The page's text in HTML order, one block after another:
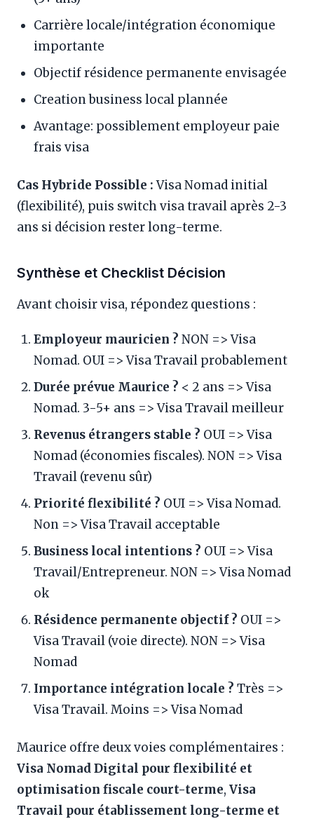
Carrière locale/intégration économique
importante
Objectif résidence permanente envisagée
Creation business local plannée
Avantage: possiblement employeur paie
frais visa
Cas Hybride Possible :Visa Nomad initial
(flexibilité), puis switch visa travail après 2-3
ans si décision rester long-terme.
Synthèse et Checklist Décision
Avant choisir visa, répondez questions :
Employeur mauricien ? NON => Visa
Nomad. OUI => Visa Travail probablement
Durée prévue Maurice ? < 2 ans => Visa
Nomad. 3-5+ ans => Visa Travail meilleur
Revenus étrangers stable ? OUI => Visa
Nomad (économies fiscales). NON => Visa
Travail (revenu sûr)
Priorité flexibilité ? OUI => Visa Nomad.
Non => Visa Travail acceptable
Business local intentions ? OUI => Visa
Travail/Entrepreneur. NON => Visa Nomad
ok
Résidence permanente objectif ? OUI =>
Visa Travail (voie directe). NON => Visa
Nomad
Importance intégration locale ? Très =>
Visa Travail. Moins => Visa Nomad
Maurice offre deux voies complémentaires :
Visa Nomad Digital pour flexibilité et
optimisation fiscale court-terme, Visa
Travail pour établissement long-terme et